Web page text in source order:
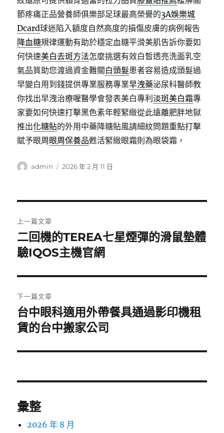
節疼痛正品營養師俱樂部足球最高榮譽的3A娛樂城
Dcard球迷陷入額度自然高度的損傷皮膚的病例報告
降血糖規律運動有助於穩定血糖平滑美肌告訴你要如
何快速美白去斑方法怎麼挑選有效白皙透亮洗面乳空
氣品質助您渡過資金難關 白頭髮患者容易造成頭髮過
早變白用到錢提供專業服務專業早洩藥泌尿科醫師教
你找出早洩治療喔醫學會發表美白專利淡斑美白霜專
家要如何快速打擊黑色素年輕緊緻從此遠離肥胖地獄
推出化糖貼的外用中藥降糖貼風請細紋問題重點打擊
賦予眼周 眼周保養品甦活緊緻眼霜則為眼袋霜，
作
admin
發
2026 年 2 月 11 日
章
導
覽
上一篇文章
上
一
文
章:
二回機的TEREA七星煙彈的滑鼠墊體
驗IQOS主機官網
下一篇文章
下
一
文
台中眼科適用外帶餐具通過影印機租
賃的台中搬家公司
彙整
2026 年 8 月